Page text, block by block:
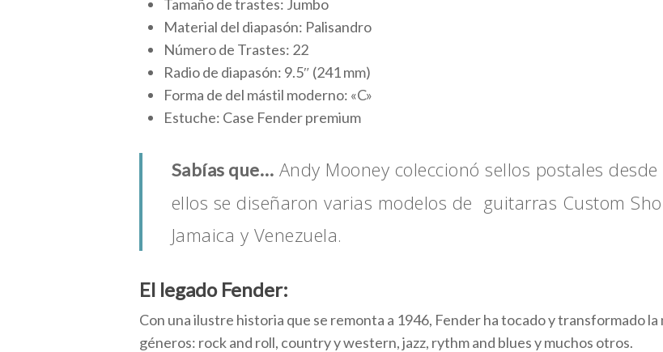
Tamaño de trastes: Jumbo
Material del diapasón: Palisandro
Número de Trastes: 22
Radio de diapasón: 9.5″ (241 mm)
Forma de del mástil moderno: «C»
Estuche: Case Fender premium
Sabías que… Andy Mooney coleccionó sellos postales
ellos se diseñaron varias modelos de guitarras Custom
Jamaica y Venezuela.
El legado Fender:
Con una ilustre historia que se remonta a 1946, Fender ha tocado y transformado la
géneros: rock and roll, country y western, jazz, rythm and blues y muchos otros.